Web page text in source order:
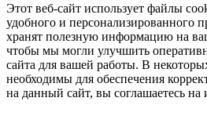
Этот веб-сайт использует файлы
удобного и персонализированного
хранят полезную информацию на
чтобы мы могли улучшить
сайта для вашей работы. В
необходимы для обеспечения
на данный сайт, вы соглашаетесь на